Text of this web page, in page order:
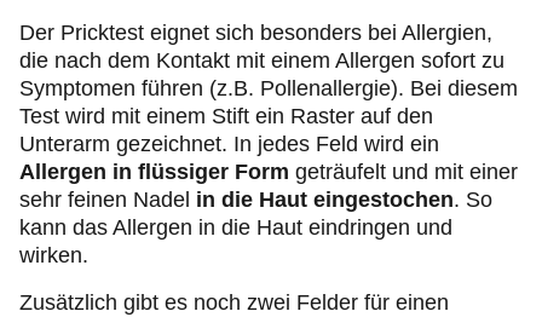
Der Pricktest eignet sich besonders bei Allergien,
die nach dem Kontakt mit einem Allergen sofort zu
Symptomen führen (z.B. Pollenallergie). Bei diesem
Test wird mit einem Stift ein Raster auf den
Unterarm gezeichnet. In jedes Feld wird ein
Allergen in flüssiger Form geträufelt und mit einer
sehr feinen Nadel in die Haut eingestochen. So
kann das Allergen in die Haut eindringen und
wirken.
Zusätzlich gibt es noch zwei Felder für einen